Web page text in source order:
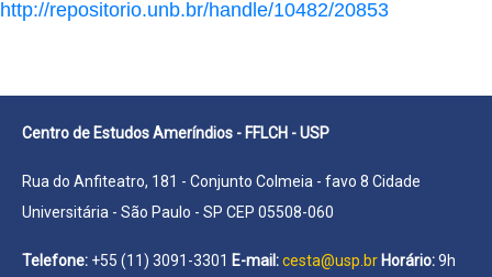
http://repositorio.unb.br/handle/10482/20853
Centro de Estudos Ameríndios - FFLCH - USP
Rua do Anfiteatro, 181 - Conjunto Colmeia - favo 8 Cidade
Universitária - São Paulo - SP CEP 05508-060
Telefone: +55 (11) 3091-3301 E-mail:cesta@usp.br Horário:9h